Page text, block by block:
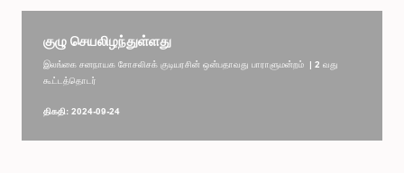
குழு செயலிழந்துள்ளது
இலங்கை சனநாயக சோசலிசக் குடியரசின் ஒன்பதாவது பாராளுமன்றம் | 2 வது
கூட்டத்தொடர்
திகதி: 2024-09-24